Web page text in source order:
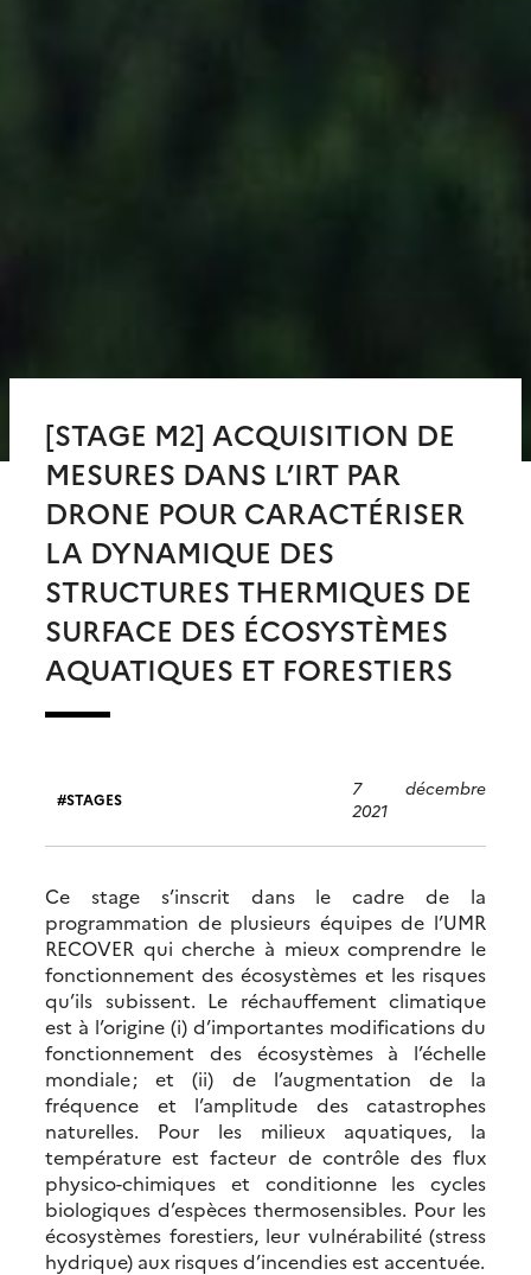
[STAGE M2] ACQUISITION DE
MESURES DANS L’IRT PAR
DRONE POUR CARACTÉRISER
LA DYNAMIQUE DES
STRUCTURES THERMIQUES DE
SURFACE DES ÉCOSYSTÈMES
AQUATIQUES ET FORESTIERS
STAGES
7 décembre
2021
Ce stage s’inscrit dans le cadre de la
programmation de plusieurs équipes de l’UMR
RECOVER qui cherche à mieux comprendre le
fonctionnement des écosystèmes et les risques
qu’ils subissent. Le réchauffement climatique
est à l’origine (i) d’importantes modifications du
fonctionnement des écosystèmes à l’échelle
mondiale ; et (ii) de l’augmentation de la
fréquence et l’amplitude des catastrophes
naturelles. Pour les milieux aquatiques, la
température est facteur de contrôle des flux
physico-chimiques et conditionne les cycles
biologiques d’espèces thermosensibles. Pour les
écosystèmes forestiers, leur vulnérabilité (stress
hydrique) aux risques d’incendies est accentuée.